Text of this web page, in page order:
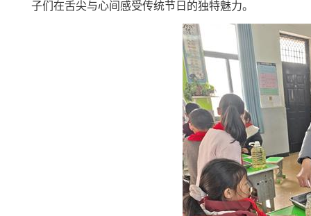
子们在舌尖与心间感受传统节日的独特魅力。